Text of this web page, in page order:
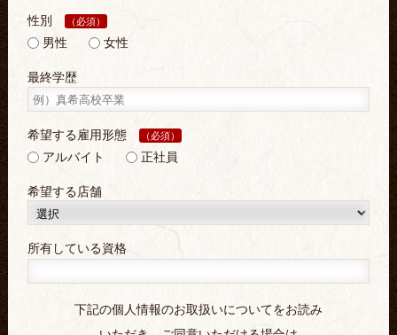
性別 （必須）
男性 女性
最終学歴
希望する雇用形態 （必須）
アルバイト 正社員
希望する店舗
所有している資格
下記の個人情報のお取扱いについてをお読み